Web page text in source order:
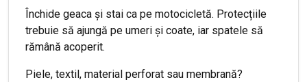
Închide geaca și stai ca pe motocicletă. Protecțiile
trebuie să ajungă pe umeri și coate, iar spatele să
rămână acoperit.
Piele, textil, material perforat sau membrană?